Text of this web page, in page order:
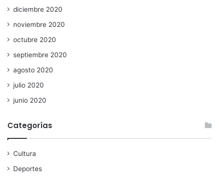
diciembre 2020
noviembre 2020
octubre 2020
septiembre 2020
agosto 2020
julio 2020
junio 2020
Categorías
Cultura
Deportes